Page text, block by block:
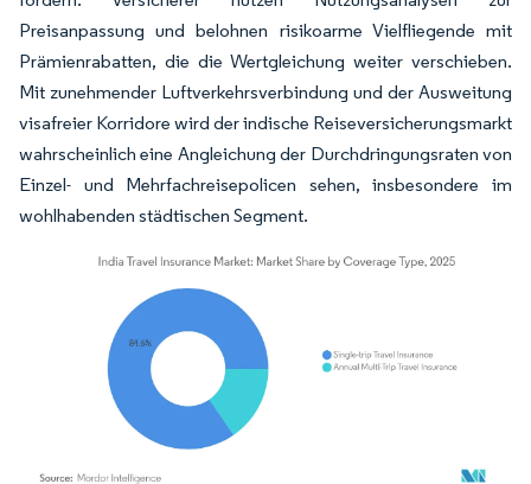
Preisanpassung und belohnen risikoarme Vielfliegende mit
Prämienrabatten, die die Wertgleichung weiter verschieben.
Mit zunehmender Luftverkehrsverbindung und der Ausweitung
visafreier Korridore wird der indische Reiseversicherungsmarkt
wahrscheinlich eine Angleichung der Durchdringungsraten von
Einzel- und Mehrfachreisepolicen sehen, insbesondere im
wohlhabenden städtischen Segment.